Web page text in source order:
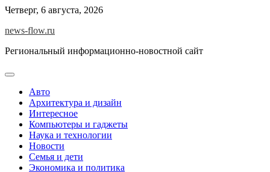
Skip
content
Четверг, 6 августа, 2026
news-flow.ru
Региональный информационно-новостной сайт
Авто
Архитектура и дизайн
Интересное
Компьютеры и гаджеты
Наука и технологии
Новости
Семья и дети
Экономика и политика